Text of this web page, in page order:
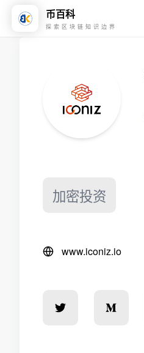
币百科
探索区块链知识边界
加密投资
www.iconiz.io